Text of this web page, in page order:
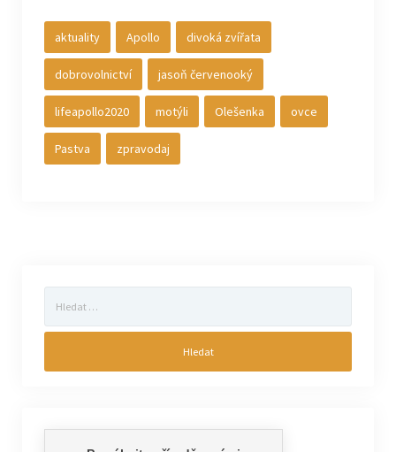
aktuality Apollo divoká zvířata
dobrovolnictví jasoň červenooký
lifeapollo2020 motýli Olešenka ovce
Pastva zpravodaj